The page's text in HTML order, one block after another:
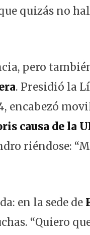
quizás no
pero
. Presidió la
encabezó
causa de la
riéndose:
en la sede de
“Quiero